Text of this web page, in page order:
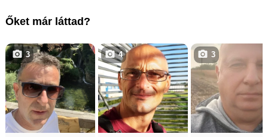
Őket már láttad?
3 4 3